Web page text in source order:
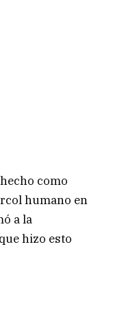
como
humano en
a la
hizo esto